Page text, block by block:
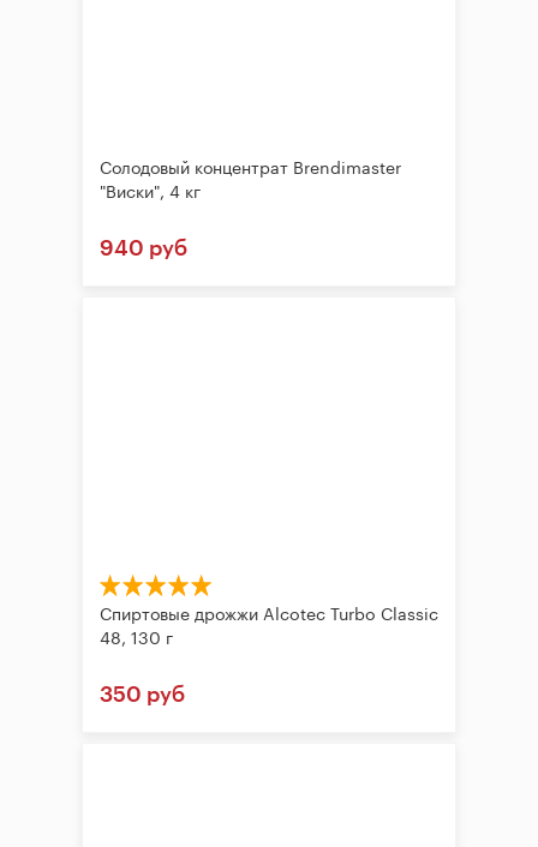
Солодовый концентрат Brendimaster
"Виски", 4 кг
940 руб
Спиртовые дрожжи Alcotec Turbo Classic
48, 130 г
350 руб